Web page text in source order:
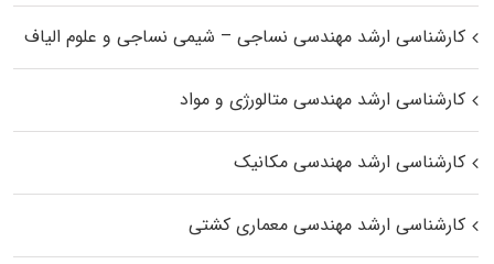
کارشناسی ارشد مهندسی نساجی – شیمی نساجی و علوم الیاف
کارشناسی ارشد مهندسی متالورژی و مواد
کارشناسی ارشد مهندسی مکانیک
کارشناسی ارشد مهندسی معماری کشتی